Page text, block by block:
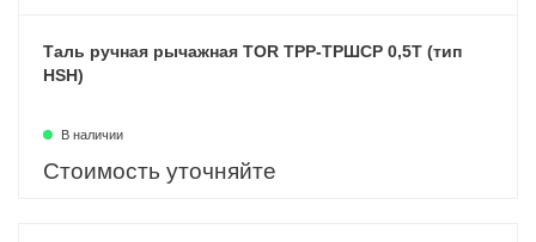
Таль ручная рычажная TOR ТРР-ТРШСР 0,5Т (тип
HSH)
В наличии
Стоимость уточняйте